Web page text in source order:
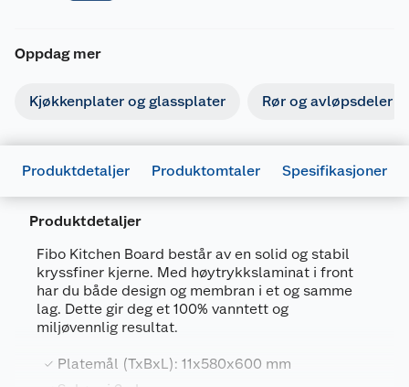
Oppdag mer
Kjøkkenplater og glassplater Rør og avløpsdeler
Produktdetaljer Produktomtaler Spesifikasjoner
Produktdetaljer
Fibo Kitchen Board består av en solid og stabil
kryssfiner kjerne. Med høytrykkslaminat i front
har du både design og membran i et og samme
lag. Dette gir deg et 100% vanntett og
miljøvennlig resultat.
Platemål (TxBxL): 11x580x600 mm
Artikkelnummer
7039490505538
Leverandørens artikkelnummer
2898K00
Størrelse
Farge
SHABBY CHIC